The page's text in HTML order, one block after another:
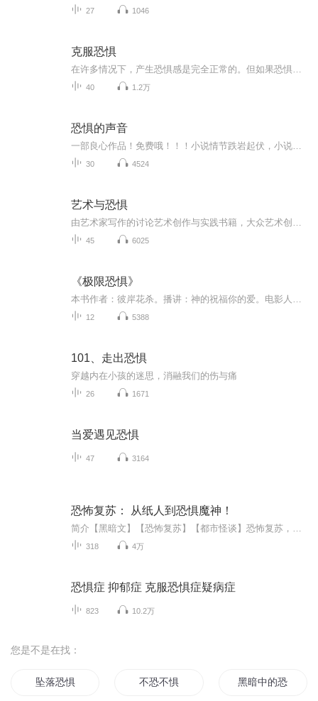
27 1046
克服恐惧
40 1.2万
恐惧的声音
30 4524
艺术与恐惧
45 6025
《极限恐惧》
12 5388
101、走出恐惧
穿越内在小孩的迷思，消融我们的伤与痛
26 1671
当爱遇见恐惧
47 3164
恐怖复苏： 从纸人到恐惧魔神！
318 4万
恐惧症 抑郁症 克服恐惧症疑病症
823 10.2万
您是不是在找：
坠落恐惧 不恐不惧 黑暗中的恐惧